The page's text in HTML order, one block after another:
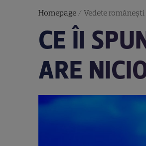
Homepage/ Vedete româneşti
CE ÎI
ARE